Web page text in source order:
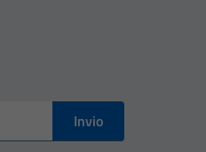
Invio